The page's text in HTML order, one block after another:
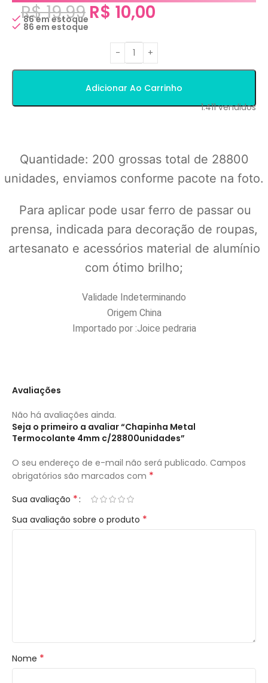
R$19,99 R$ 10,00
86 em estoque
86 em estoque
Adicionar Ao Carrinho
1.411vendidos
Quantidade: 200 grossas total de 28800
unidades, enviamos conforme pacote na foto.
Para aplicar pode usar ferro de passar ou
prensa, indicada para decoração de roupas,
artesanato e acessórios material de alumínio
com ótimo brilho;
Validade Indeterminando
Origem China
Importado por :Joice pedraria
Avaliações
Não há avaliações ainda.
Seja o primeiro a avaliar “Chapinha Metal
Termocolante 4mm c/28800unidades”
O seu endereço de e-mail não será publicado. Campos
obrigatórios são marcados com *
Sua avaliação *
Sua avaliação sobre o produto *
Nome *